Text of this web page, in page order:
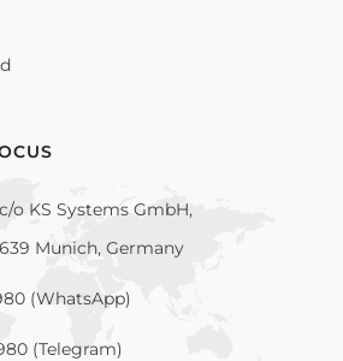
o KS Systems GmbH,
Munich, Germany
(WhatsApp)
(Telegram)